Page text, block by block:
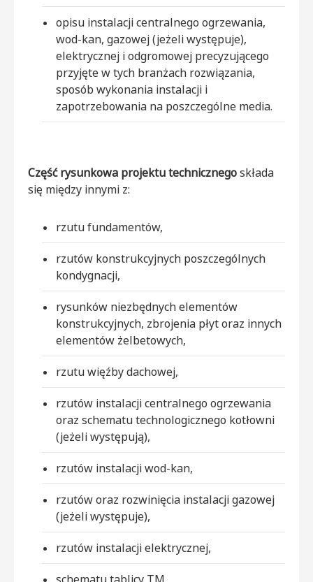
opisu instalacji centralnego ogrzewania,
wod-kan, gazowej (jeżeli występuje),
elektrycznej i odgromowej precyzującego
przyjęte w tych branżach rozwiązania,
sposób wykonania instalacji i
zapotrzebowania na poszczególne media.
Część rysunkowa projektu technicznegoskłada
się między innymi z:
rzutu fundamentów,
rzutów konstrukcyjnych poszczególnych
kondygnacji,
rysunków niezbędnych elementów
konstrukcyjnych, zbrojenia płyt oraz innych
elementów żelbetowych,
rzutu więźby dachowej,
rzutów instalacji centralnego ogrzewania
oraz schematu technologicznego kotłowni
(jeżeli występują),
rzutów instalacji wod-kan,
rzutów oraz rozwinięcia instalacji gazowej
(jeżeli występuje),
rzutów instalacji elektrycznej,